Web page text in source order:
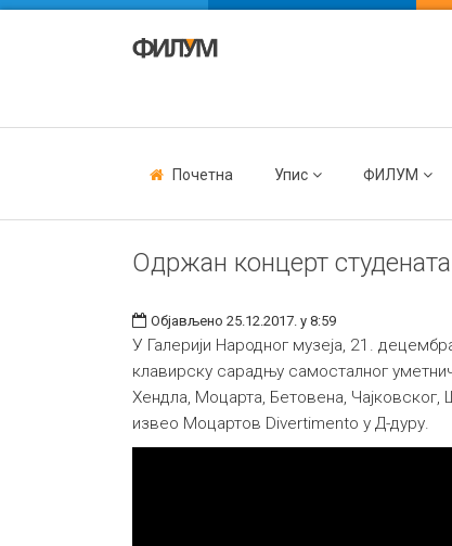
Почетна Упис ФИЛУМ
Одржан концерт
Објављено 25.12.2017. у 8:59
У Галерији Народног музеја, 21.
клавирску сарадњу самосталног
Хендла, Моцарта, Бетовена, Чајковског,
извео Моцартов Divertimento у Д-дуру.